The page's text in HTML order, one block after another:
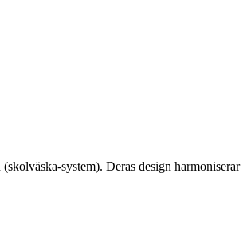
system). Deras design harmoniserar